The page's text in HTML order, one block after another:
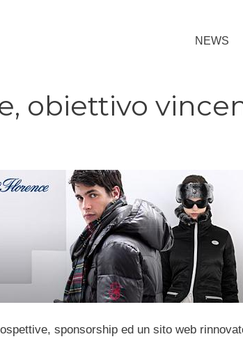
NEWS
obiettivo
sponsorship ed un sito web